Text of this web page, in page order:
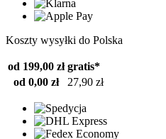
Koszty wysyłki do Polska
od 199,00 zł gratis*
od 0,00 zł
27,90 zł